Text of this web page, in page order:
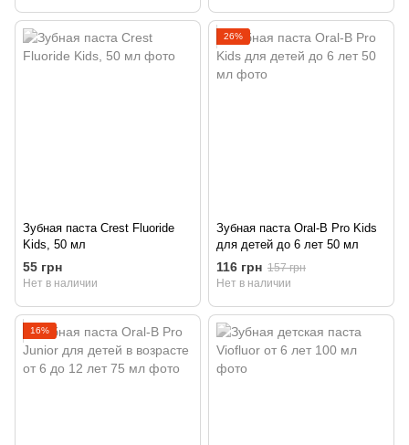
Зубная паста Crest Fluoride
Kids, 50 мл
55 грн
Нет в наличии
26%
Зубная паста Oral-B Pro Kids
для детей до 6 лет 50 мл
116 грн 157 грн
Нет в наличии
16%